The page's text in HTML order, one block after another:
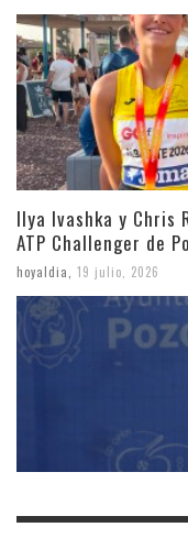
Ilya Ivashka y
ATP Challenger de
hoyaldia 19 julio, 2026